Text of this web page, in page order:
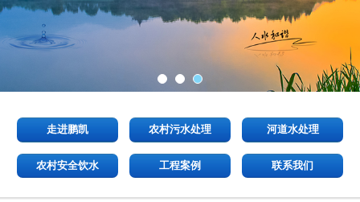
走进鹏凯 农村污水处理 河道水处理
农村安全饮水 工程案例 联系我们